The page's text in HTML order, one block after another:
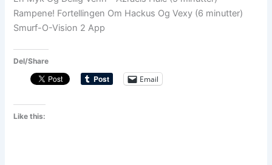
Rampene! Fortellingen Om Hackus Og Vexy (6 minutter)
Smurf-O-Vision 2 App
Del/Share
Email
Like this: